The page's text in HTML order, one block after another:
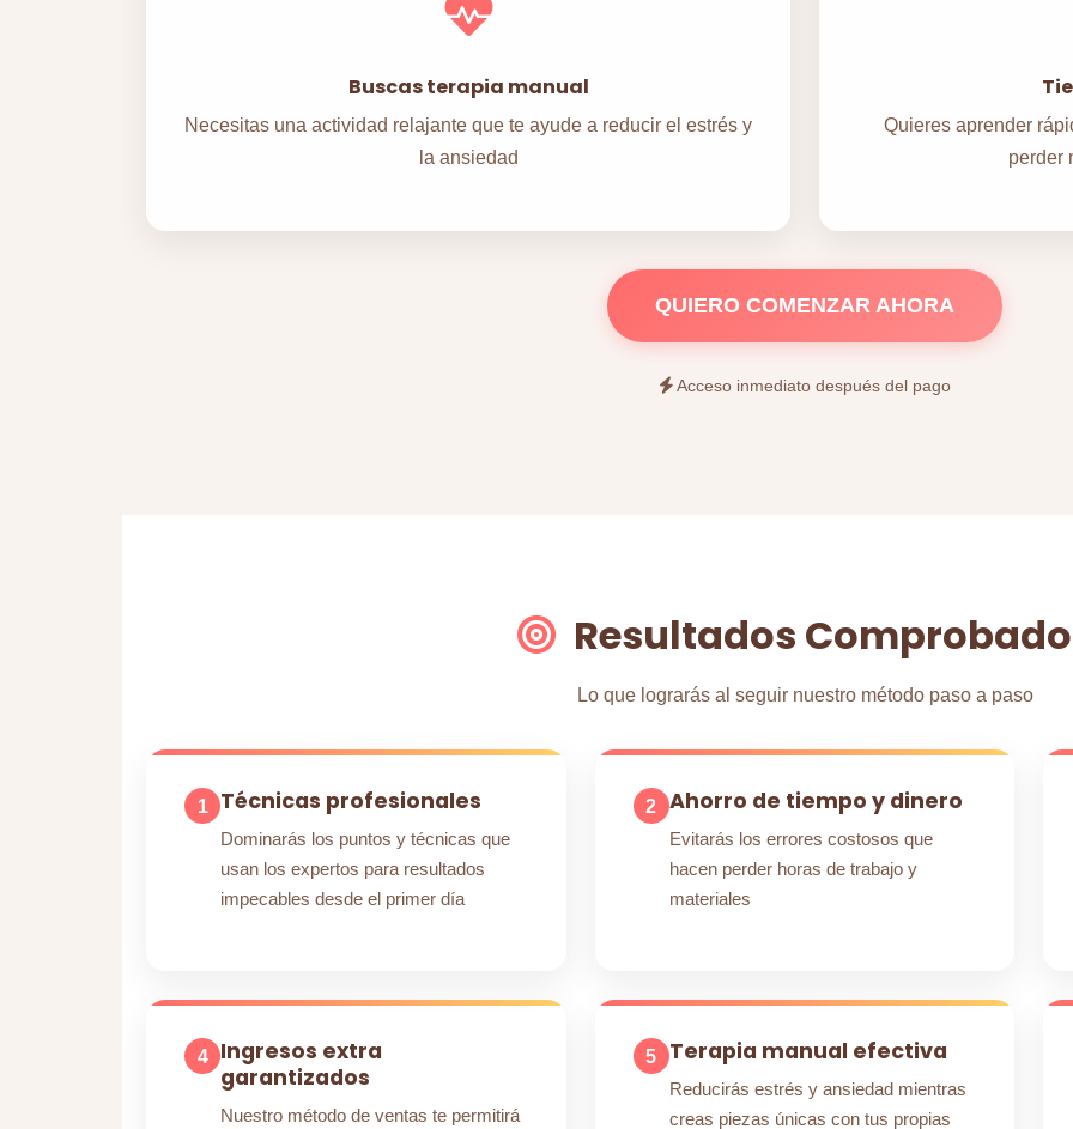
Buscas terapia manual
Necesitas una actividad relajante que te ayude a reducir el estrés y
la ansiedad
Quieres aprender
perder
QUIERO COMENZAR AHORA
Acceso inmediato después del pago
Resultados
Lo que lograrás al seguir nuestro método paso a paso
1 Técnicas profesionales
Dominarás los puntos y técnicas que
usan los expertos para resultados
impecables desde el primer día
2 Ahorro de tiempo y dinero
Evitarás los errores costosos que
hacen perder horas de trabajo y
materiales
4
Ingresos extra
garantizados
Nuestro método de ventas te permitirá
5 Terapia manual efectiva
Reducirás estrés y ansiedad mientras
creas piezas únicas con tus propias